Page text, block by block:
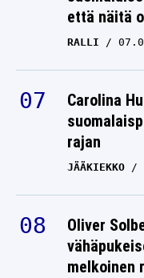
että näitä
RALLI
Carolina
rajan
JÄÄKIEKKO
Oliver
melkoinen